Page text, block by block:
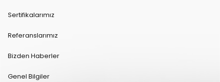
Sertifikalarımız
Referanslarımız
Bizden Haberler
Genel Bilgiler